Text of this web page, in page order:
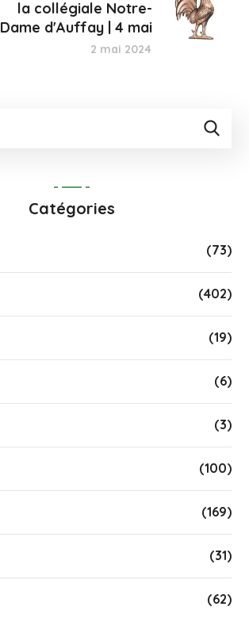
la collégiale Notre-
Dame d'Auffay | 4 mai
2 mai 2024
Catégories
(73)
(402)
(19)
(6)
(3)
(100)
(169)
(31)
(62)